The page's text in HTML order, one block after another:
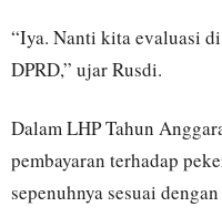
“Iya. Nanti kita evaluasi
DPRD,” ujar Rusdi.
Dalam LHP Tahun
pembayaran terhadap
sepenuhnya sesuai